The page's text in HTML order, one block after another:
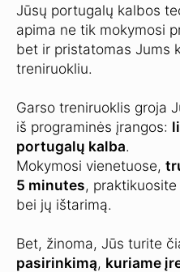
Jūsų portugalų kalbos
apima ne tik mokymosi
bet ir pristatomas Jums
treniruokliu.
Garso treniruoklis groja
iš programinės įrangos:
portugalų kalba.
Mokymosi vienetuose,
5 minutes,
bei jų ištarimą.
Bet, žinoma, Jūs turite
pasirinkimą, kuriame